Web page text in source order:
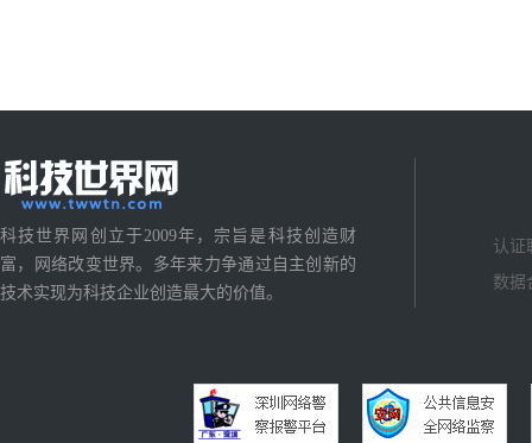
科技世界网创立于2009年，宗旨是科技创造财
富，网络改变世界。多年来力争通过自主创新的
技术实现为科技企业创造最大的价值。
认证
数据